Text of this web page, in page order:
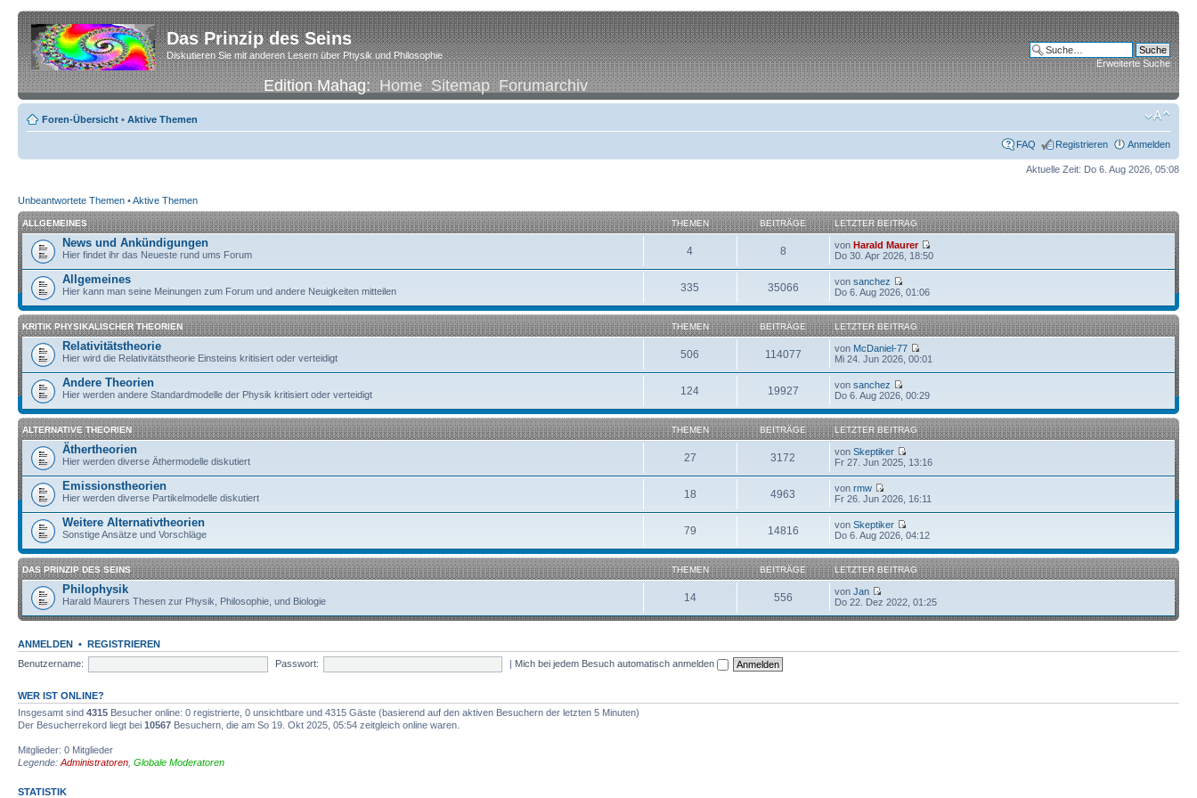
Das Prinzip des Seins
Diskutieren Sie mit anderen Lesern über Physik und Philosophie
Edition Mahag:Home Sitemap Forumarchiv
Erweiterte Suche
Foren-Übersicht • Aktive Themen
FAQ Registrieren Anmelden
Aktuelle Zeit: Do 6. Aug 2026, 05:08
Unbeantwortete Themen •Aktive Themen
ALLGEMEINES THEMEN BEITRÄGE LETZTER BEITRAG
News und Ankündigungen
Hier findet ihr das Neueste rund ums Forum 4 8 vonHarald Maurer
Do 30. Apr 2026, 18:50
Allgemeines
Hier kann man seine Meinungen zum Forum und andere Neuigkeiten mitteilen 335 35066 vonsanchez
Do 6. Aug 2026, 01:06
KRITIK PHYSIKALISCHER THEORIEN THEMEN BEITRÄGE LETZTER BEITRAG
Relativitätstheorie
Hier wird die Relativitätstheorie Einsteins kritisiert oder verteidigt 506 114077 von McDaniel-77
Mi 24. Jun 2026, 00:01
Andere Theorien
Hier werden andere Standardmodelle der Physik kritisiert oder verteidigt 124 19927 vonsanchez
Do 6. Aug 2026, 00:29
ALTERNATIVE THEORIEN THEMEN BEITRÄGE LETZTER BEITRAG
Äthertheorien
Hier werden diverse Äthermodelle diskutiert 27 3172 vonSkeptiker
Fr 27. Jun 2025, 13:16
Emissionstheorien
Hier werden diverse Partikelmodelle diskutiert 18 4963 vonrmw
Fr 26. Jun 2026, 16:11
Weitere Alternativtheorien
Sonstige Ansätze und Vorschläge 79 14816 vonSkeptiker
Do 6. Aug 2026, 04:12
DAS PRINZIP DES SEINS THEMEN BEITRÄGE LETZTER BEITRAG
Philophysik
Harald Maurers Thesen zur Physik, Philosophie, und Biologie 14 556 vonJan
Do 22. Dez 2022, 01:25
ANMELDEN • REGISTRIEREN
Benutzername:
Passwort: | Mich bei jedem Besuch automatisch anmelden
WER IST ONLINE?
Insgesamt sind 4315 Besucher online: 0 registrierte, 0 unsichtbare und 4315 Gäste (basierend auf den aktiven Besuchern der letzten 5 Minuten)
Der Besucherrekord liegt bei 10567 Besuchern, die am So 19. Okt 2025, 05:54 zeitgleich online waren.
Mitglieder: 0 Mitglieder
Legende: Administratoren Globale Moderatoren
STATISTIK